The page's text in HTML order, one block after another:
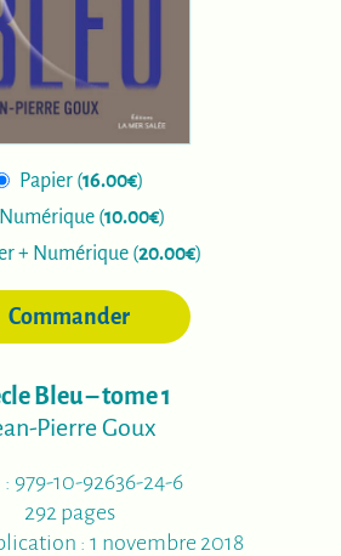
Papier (16.00€)
Numérique (10.00€)
+ Numérique (20.00€)
Commander
Bleu – tome 1
Pierre Goux
: 979-10-92636-24-6
292 pages
: 1 novembre 2018